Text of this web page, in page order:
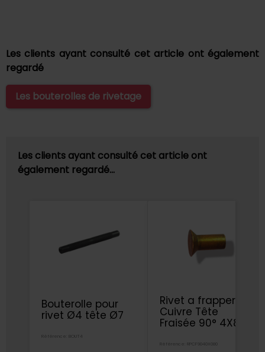
Les clients ayant consulté cet article ont également
regardé
Les bouterolles de rivetage
Les clients ayant consulté cet article ont
également regardé…
Bouterolle pour
rivet Ø4 tête Ø7
Référence: BOUT4
Rivet a frapper
Cuivre Tête
Fraisée 90° 4X8
Référence: RPCF9040X080